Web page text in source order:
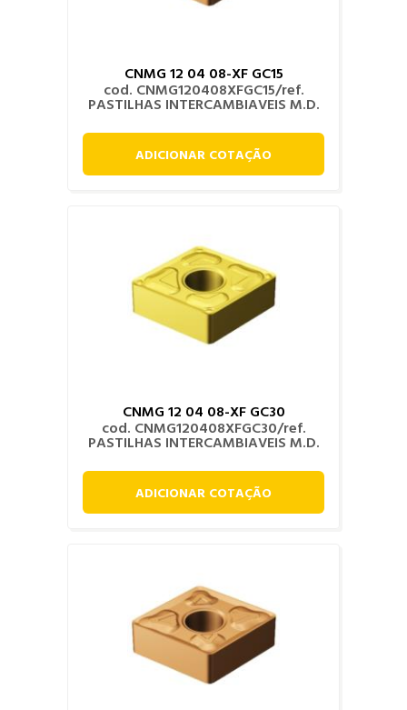
CNMG 12 04 08-XF GC15
cod. CNMG120408XFGC15/ref.
PASTILHAS INTERCAMBIAVEIS M.D.
ADICIONAR COTAÇÃO
CNMG 12 04 08-XF GC30
cod. CNMG120408XFGC30/ref.
PASTILHAS INTERCAMBIAVEIS M.D.
ADICIONAR COTAÇÃO